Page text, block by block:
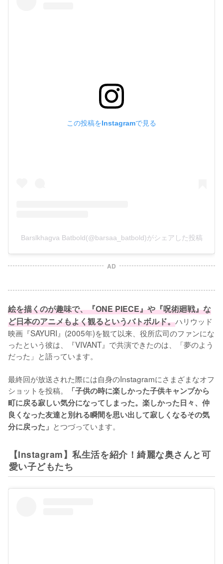
この投稿をInstagramで見る
Barslkhagva Batbold(@barsaa_batbold)がシェアした投稿
AD
絵を描くのが趣味で、『ONE PIECE』や『呪術廻戦』な
ど日本のアニメもよく観るというバトボルド。ハリウッド
映画『SAYURI』(2005年)を観て以来、役所広司のファンにな
ったという彼は、『VIVANT』で共演できたのは、「夢のよう
だった」と語っています。
最終回が放送された際には自身のInstagramにさまざまなオフ
ショットを投稿。
「子供の時に楽しかった子供キャンプから
町に戻る寂しい気分になってしまった。楽しかった日々、仲
良くなった友達と別れる瞬間を思い出して寂しくなるその気
分に戻った」 とつづっています。
【Instagram】私生活を紹介！綺麗な奥さんと可
愛い子どもたち